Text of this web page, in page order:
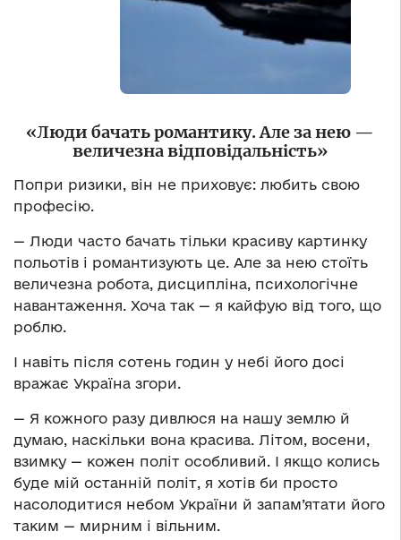
«Люди бачать романтику. Але за нею —
величезна відповідальність»
Попри ризики, він не приховує: любить свою
професію.
— Люди часто бачать тільки красиву картинку
польотів і романтизують це. Але за нею стоїть
величезна робота, дисципліна, психологічне
навантаження. Хоча так — я кайфую від того, що
роблю.
І навіть після сотень годин у небі його досі
вражає Україна згори.
— Я кожного разу дивлюся на нашу землю й
думаю, наскільки вона красива. Літом, восени,
взимку — кожен політ особливий. І якщо колись
буде мій останній політ, я хотів би просто
насолодитися небом України й запам’ятати його
таким — мирним і вільним.